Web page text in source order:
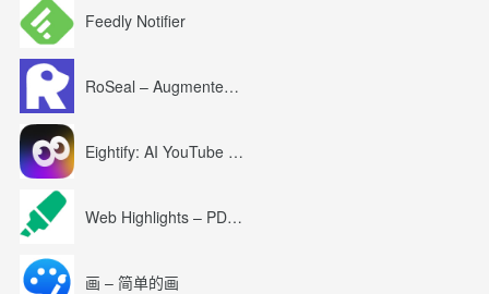
Feedly Notifier
RoSeal – Augmented Roblox Experience
Eightify: AI YouTube Summary with ChatGPT
Web Highlights – PDF & Web Highlighter
画 – 简单的画